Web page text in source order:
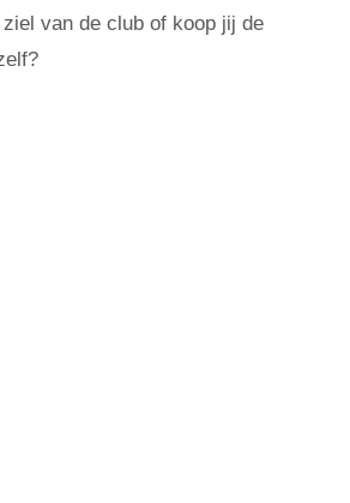
van de club of koop jij de